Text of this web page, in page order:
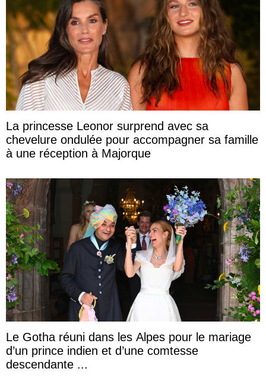
La princesse Leonor surprend avec sa
chevelure ondulée pour accompagner sa famille
à une réception à Majorque
Le Gotha réuni dans les Alpes pour le mariage
d’un prince indien et d’une comtesse
descendante ...